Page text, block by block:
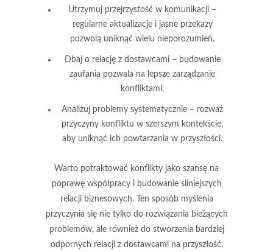
Utrzymuj przejrzystość w komunikacji –
regularne aktualizacje i jasne przekazy
pozwolą uniknąć wielu nieporozumień.
Dbaj o relację z dostawcami – budowanie
zaufania pozwala na lepsze zarządzanie
konfliktami.
Analizuj problemy systematycznie – rozważ
przyczyny konfliktu w szerszym kontekście,
aby uniknąć ich powtarzania w przyszłości.
Warto potraktować konflikty jako szansę na
poprawę współpracy i budowanie silniejszych
relacji biznesowych. Ten sposób myślenia
przyczynia się nie tylko do rozwiązania bieżących
problemów, ale również do stworzenia bardziej
odpornych relacji z dostawcami na przyszłość.